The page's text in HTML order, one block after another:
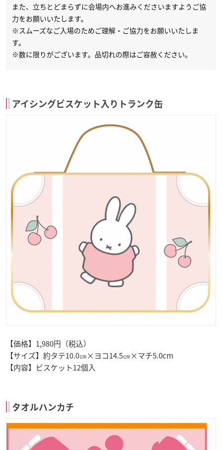
また、立ちとどまらずに会場内へお進みくださいますようご協
力をお願いいたします。
※スムーズなご入場のためご理解・ご協力をお願いいたしま
す。
※数に限りがございます。品切れの際はご容赦ください。
アイシングビスケット入りトランク缶
【価格】1,980円（税込）
【サイズ】約タテ10.0㎝×ヨコ14.5㎝×マチ5.0cm
【内容】ビスケット12個入
タオルハンカチ